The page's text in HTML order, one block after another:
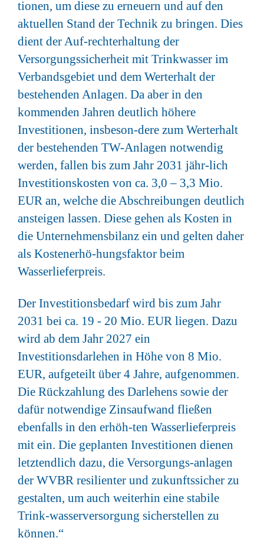
tionen, um diese zu erneuern und auf den
aktuellen Stand der Technik zu bringen. Dies
dient der Auf-rechterhaltung der
Versorgungssicherheit mit Trinkwasser im
Verbandsgebiet und dem Werterhalt der
bestehenden Anlagen. Da aber in den
kommenden Jahren deutlich höhere
Investitionen, insbeson-dere zum Werterhalt
der bestehenden TW-Anlagen notwendig
werden, fallen bis zum Jahr 2031 jähr-lich
Investitionskosten von ca. 3,0 – 3,3 Mio.
EUR an, welche die Abschreibungen deutlich
ansteigen lassen. Diese gehen als Kosten in
die Unternehmensbilanz ein und gelten daher
als Kostenerhö-hungsfaktor beim
Wasserlieferpreis.
Der Investitionsbedarf wird bis zum Jahr
2031 bei ca. 19 - 20 Mio. EUR liegen. Dazu
wird ab dem Jahr 2027 ein
Investitionsdarlehen in Höhe von 8 Mio.
EUR, aufgeteilt über 4 Jahre, aufgenommen.
Die Rückzahlung des Darlehens sowie der
dafür notwendige Zinsaufwand fließen
ebenfalls in den erhöh-ten Wasserlieferpreis
mit ein. Die geplanten Investitionen dienen
letztendlich dazu, die Versorgungs-anlagen
der WVBR resilienter und zukunftssicher zu
gestalten, um auch weiterhin eine stabile
Trink-wasserversorgung sicherstellen zu
können.“